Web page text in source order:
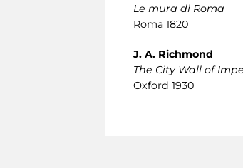
Le mura di Roma
Roma 1820
J. A. Richmond
The City Wall of
Oxford 1930